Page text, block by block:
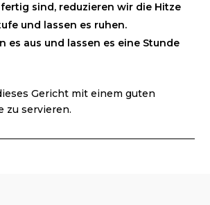
sind, reduzieren wir die Hitze
und lassen es ruhen.
es aus und lassen es eine Stunde
Gericht mit einem guten
zu servieren.